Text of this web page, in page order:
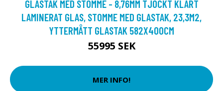
GLASTAK MED STOMME - 8,76MM TJOCKT KLART
LAMINERAT GLAS, STOMME MED GLASTAK, 23,3M2,
YTTERMÅTT GLASTAK 582X400CM
55995 SEK
MER INFO!